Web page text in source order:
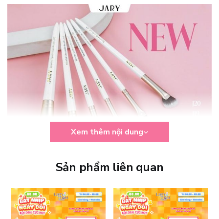
Xem thêm nội dung
Sản phẩm liên quan